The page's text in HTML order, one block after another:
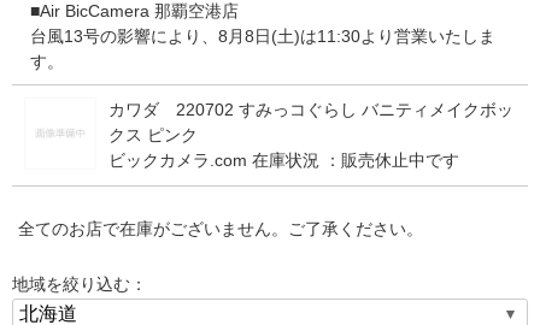
■Air BicCamera 那覇空港店
台風13号の影響により、8月8日(土)は11:30より営業いたしま
す。
カワダ 220702 すみっコぐらし バニティメイクボッ
クス ピンク
ビックカメラ.com 在庫状況 ： 販売休止中です
全てのお店で在庫がございません。ご了承ください。
地域を絞り込む：